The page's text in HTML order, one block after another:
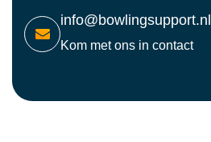
info@bowlingsupport.nl
Kom met ons in contact